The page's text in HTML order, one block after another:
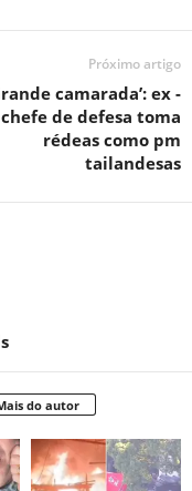
Próximo artigo
camarada’: ex -
chefe de defesa toma
rédeas como pm
tailandesas
do autor